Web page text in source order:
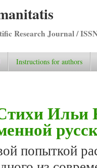
Research Journal /
Instructions for authors
Ильи
попыткой